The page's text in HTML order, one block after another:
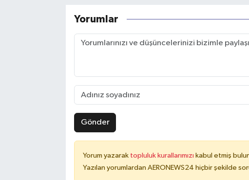
Yorumlar
Gönder
Yorum yazarak topluluk kurallarımızı kabul etmiş
Yazılan yorumlardan AERONEWS24 hiçbir şekilde